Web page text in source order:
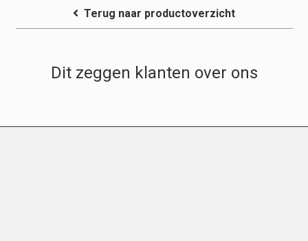
Terug naar productoverzicht
Dit zeggen klanten over ons